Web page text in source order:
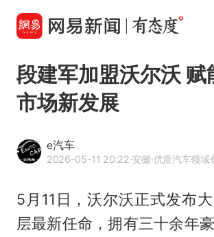
段建军加盟沃尔沃 赋
市场新发展
e汽车
2026-05-11 20:22·安徽·优质汽车领域创作
5月11日，沃尔沃正式发布
层最新任命，拥有三十余年